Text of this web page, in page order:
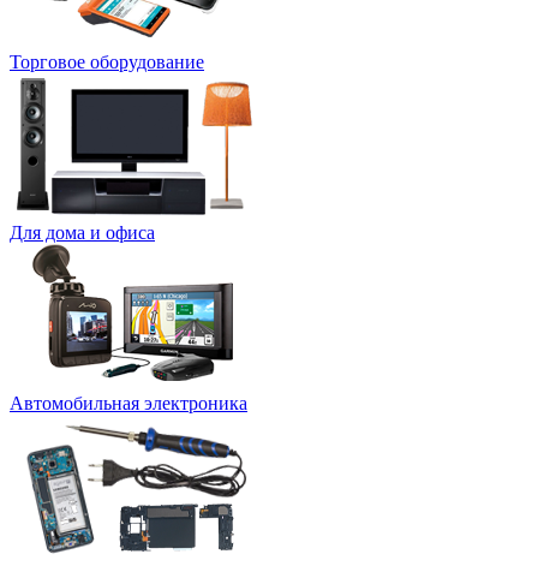
Торговое оборудование
Для дома и офиса
Автомобильная электроника